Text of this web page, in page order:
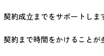
約成立までをサポートしま
約まで時間をかけることが